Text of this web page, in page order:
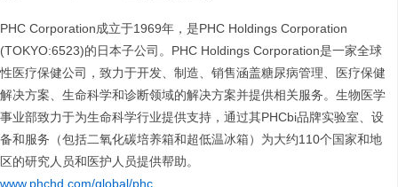
PHC Corporation成立于1969年，是PHC Holdings Corporation
(TOKYO:6523)的日本子公司。PHC Holdings Corporation是一家全球
性医疗保健公司，致力于开发、制造、销售涵盖糖尿病管理、医疗保健
解决方案、生命科学和诊断领域的解决方案并提供相关服务。生物医学
事业部致力于为生命科学行业提供支持，通过其PHCbi品牌实验室、设
备和服务（包括二氧化碳培养箱和超低温冰箱）为大约110个国家和地
区的研究人员和医护人员提供帮助。
www.phchd.com/global/phc